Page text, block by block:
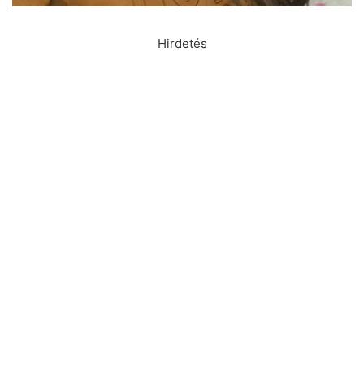
Hirdetés